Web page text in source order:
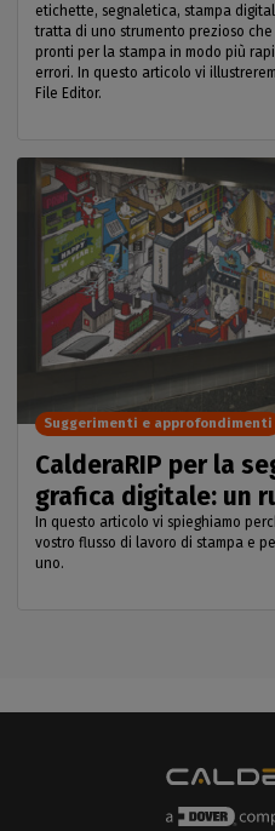
etichette, segnaletica, stampa
tratta di uno strumento prezioso
pronti per la stampa in modo più
errori. In questo articolo vi
File Editor.
CalderaRIP per la
grafica digitale: un
In questo articolo vi spieghiamo
vostro flusso di lavoro di stampa e
uno.
Suggerimenti e approfondimenti